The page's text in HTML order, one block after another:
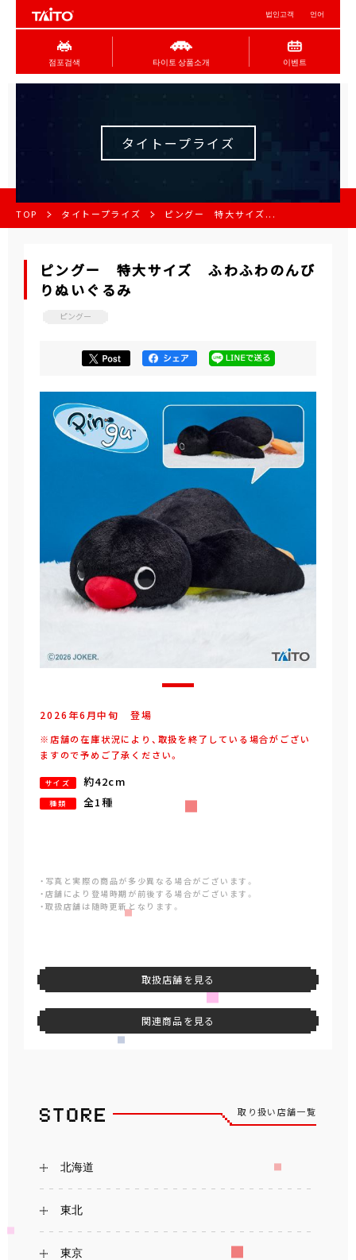
법인고객 언어
점포검색 타이토 상품소개 이벤트
タイトープライズ
TOP タイトープライズ ピングー 特大サイズ...
ピングー 特大サイズ ふわふわのんび
りぬいぐるみ
ピングー
2026年6 月中旬 登場
※店舗の在庫状況により、取扱を終了している場合がござい
ますので予めご了承ください。
サイズ 約42cm
種類 全1種
・写真と実際の商品が多少異なる場合がございます。
・店舗により登場時期が前後する場合がございます。
・取扱店舗は随時更新となります。
取扱店舗を見る
関連商品を見る
取り扱い店舗一覧
北海道
東北
東京